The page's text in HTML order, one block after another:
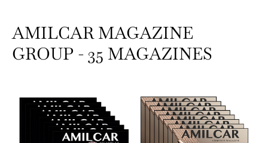
AMILCAR MAGAZINE
GROUP - 35 MAGAZINES